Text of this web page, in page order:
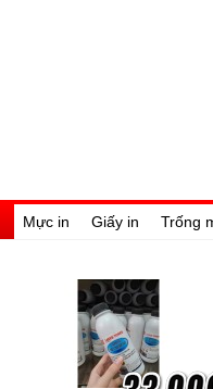
Mực in Giấy in Trống